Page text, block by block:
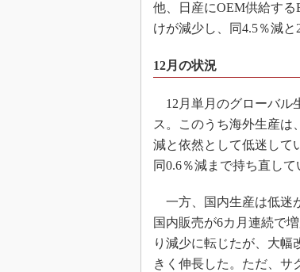
他、日産にOEM供給す
けが減少し、同4.5％減と
12月の状況
12月単月のグローバル
ス。このうち海外生産は
減と依然として低迷して
同0.6％減まで持ち直して
一方、国内生産は低迷
国内販売が6カ月連続で
り減少に転じたが、大幅
きく伸長した。ただ、サ